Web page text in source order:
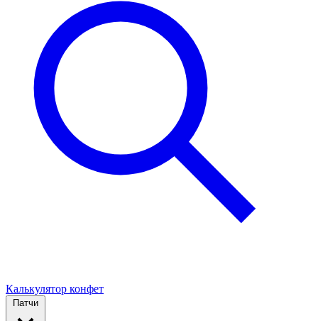
Калькулятор конфет
Патчи